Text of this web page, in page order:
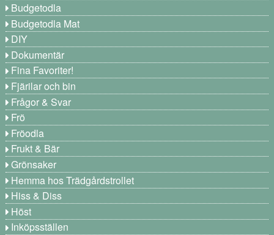
Budgetodla
Budgetodla Mat
DIY
Dokumentär
Fina Favoriter!
Fjärilar och bin
Frågor & Svar
Frö
Fröodla
Frukt & Bär
Grönsaker
Hemma hos Trädgårdstrollet
Hiss & Diss
Höst
Inköpsställen